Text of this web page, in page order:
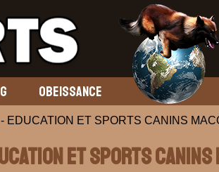
OBEISSANCE
EDUCATION ET SPORTS CANINS
ET SPORTS